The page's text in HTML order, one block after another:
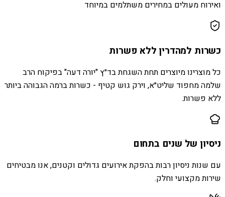
ואירוח מעולים במחירים משתלמים במיוחד
כשרות למהדרין ללא פשרות
כל מוצרינו מיוצרים תחת השגחת בד״ץ "יורה דעה" בפיקוח הרב
שלמה מחפוד שליט״א, וירק גוש קטיף - כשרות ברמה הגבוהה ביותר
ללא פשרות.
ניסיון של שנים בתחום
עם שנות ניסיון רבות בהפקת אירועים גדולים וקטנים, אנו מבטיחים
שירות מקצועי וחלק.